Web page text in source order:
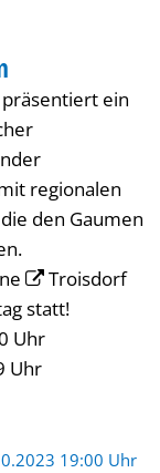
ein
regionalen
den Gaumen
Troisdorf
statt!
Uhr
Uhr
19:00 Uhr